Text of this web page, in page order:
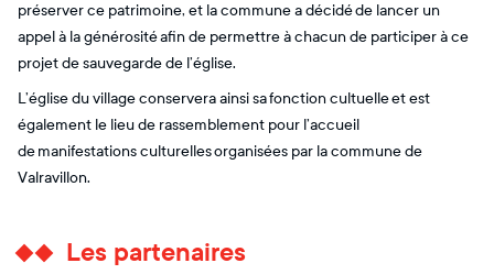
préserver ce patrimoine, et la commune a décidé de lancer un
appel à la générosité afin de permettre à chacun de participer à ce
projet de sauvegarde de l’église.
L’église du village conservera ainsi sa fonction cultuelle et est
également le lieu de rassemblement pour l’accueil
de manifestations culturelles organisées par la commune de
Valravillon.
Les partenaires